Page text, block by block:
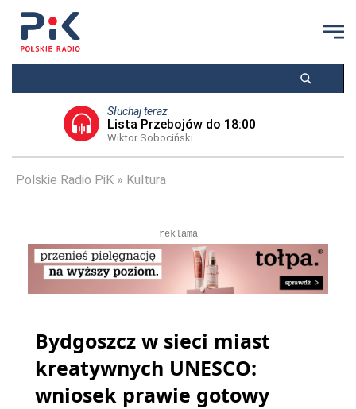
Słuchaj teraz
Lista Przebojów do 18:00
Wiktor Sobociński
Polskie Radio PiK Kultura
reklama
Bydgoszcz w sieci miast
kreatywnych UNESCO:
wniosek prawie gotowy